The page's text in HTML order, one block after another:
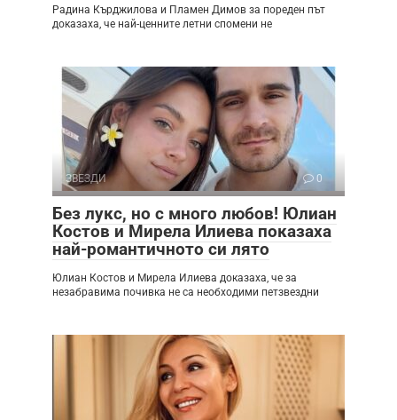
Радина Кърджилова и Пламен Димов за пореден път
доказаха, че най-ценните летни спомени не
ЗВЕЗДИ 0
Без лукс, но с много любов! Юлиан
Костов и Мирела Илиева показаха
най-романтичното си лято
Юлиан Костов и Мирела Илиева доказаха, че за
незабравима почивка не са необходими петзвездни